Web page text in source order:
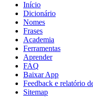
Início
Dicionário
Nomes
Frases
Academia
Ferramentas
Aprender
FAQ
Baixar App
Feedback e relatório
Sitemap